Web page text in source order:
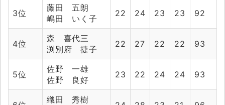
3位
藤田 五朗
嶋田 いく子
22 24 23 23 92
4位
森 喜代三
渕別府 捷子
22 27 22 22 93
5位
佐野 一雄
佐野 良好
23 22 24 24 93
織田 秀樹